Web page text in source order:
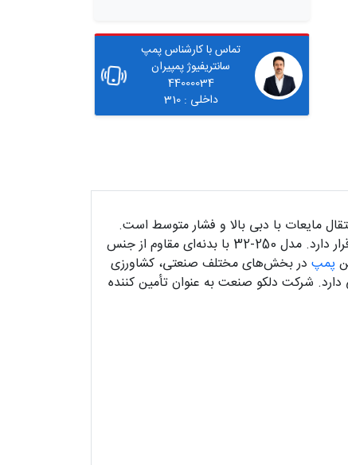
تماس با کارشناس پمپ
سانتریفیوژ پمپیران
44000034
داخلی : 310
برای انتقال مایعات با دبی بالا و فشار متوسط است.
این تجهیز در دسته پمپ‌ های افقی شرکت پمپیران قرار می‌ گیرد و از نظر کیفیت ساخت، بهره‌ وری و دوام، در سطح بالایی قرار دارد. مدل 250-32 با بدنه‌ای مقاوم از جنس
پمپ در بخش‌های مختلف صنعتی، کشاورزی
شرکت دلکو صنعت به‌ عنوان تأمین‌ کننده